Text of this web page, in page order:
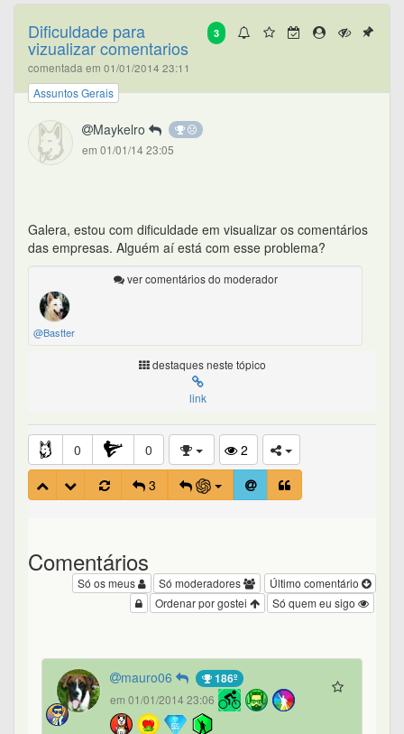
3
Dificuldade para
vizualizar comentarios
comentada em 01/01/2014 23:11
Assuntos Gerais
Maykelro
em 01/01/14 23:05
Galera, estou com dificuldade em visualizar os comentários
das empresas. Alguém aí está com esse problema?
ver comentários do moderador
@Bastter
destaques neste tópico
link
0 0
2
3
Comentários
Último comentário
Só moderadores
Só os meus
Só quem eu sigo
Ordenar por gostei
mauro06 186º
em 01/01/2014 23:06